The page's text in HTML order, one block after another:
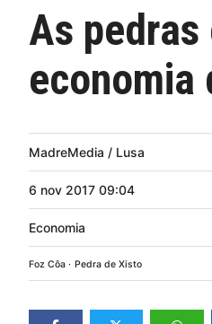
As
economia
MadreMedia / Lusa
6 nov 2017 09:04
Economia
Foz Côa Pedra de Xisto